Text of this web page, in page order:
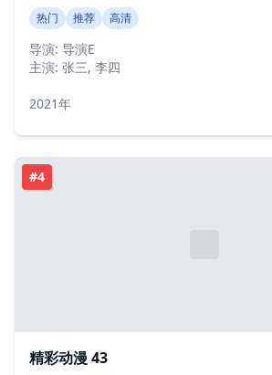
热门 推荐 高清
导演: 导演E
主演: 张三, 李四
2021年
#4
精彩动漫 43